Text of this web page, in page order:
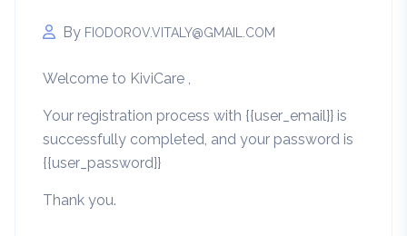
By FIODOROV.VITALY@GMAIL.COM
Welcome to KiviCare ,
Your registration process with {{user_email}} is
successfully completed, and your password is
{{user_password}}
Thank you.